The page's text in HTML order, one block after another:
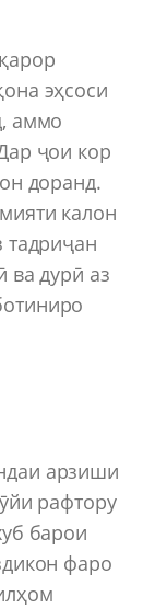
эҳсоси
аммо
ҷои кор
доранд.
калон
ва дурӣ аз
арзиши
рафтору
барои
фаро